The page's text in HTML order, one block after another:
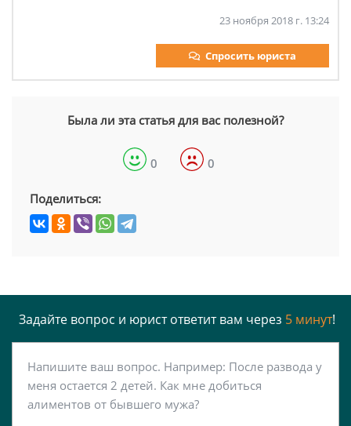
23 ноября 2018 г. 13:24
Спросить юриста
Была ли эта статья для вас полезной?
0 0
Поделиться:
Задайте вопрос и юрист ответит вам через 5 минут!